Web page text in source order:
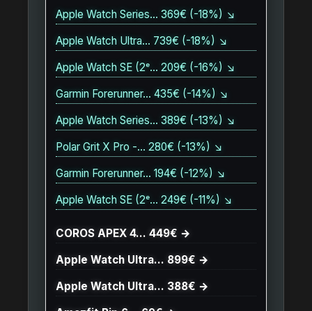
Apple Watch Series… 369€ (-18%) ↘
Apple Watch Ultra… 739€ (-18%) ↘
Apple Watch SE (2ᵉ… 209€ (-16%) ↘
Garmin Forerunner… 435€ (-14%) ↘
Apple Watch Series… 389€ (-13%) ↘
Polar Grit X Pro -… 280€ (-13%) ↘
Garmin Forerunner… 194€ (-12%) ↘
Apple Watch SE (2ᵉ… 249€ (-11%) ↘
COROS APEX 4… 449€ →
Apple Watch Ultra… 899€ →
Apple Watch Ultra… 388€ →